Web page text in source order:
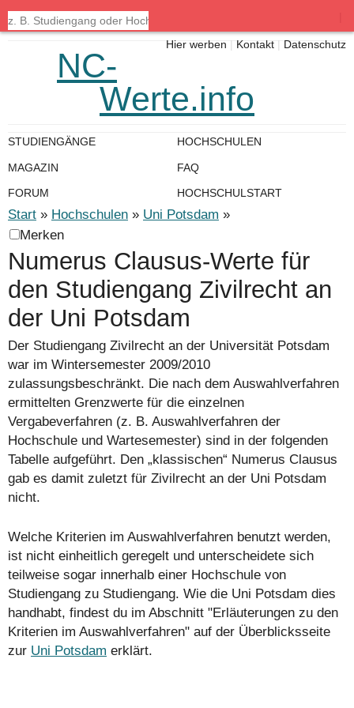
Start » Hochschulen » Uni Potsdam »
Merken
Numerus Clausus-Werte für
den Studiengang Zivilrecht an
der Uni Potsdam
Der Studiengang Zivilrecht an der Universität Potsdam
war im Wintersemester 2009/2010
zulassungsbeschränkt. Die nach dem Auswahlverfahren
ermittelten Grenzwerte für die einzelnen
Vergabeverfahren (z. B. Auswahlverfahren der
Hochschule und Wartesemester) sind in der folgenden
Tabelle aufgeführt. Den „klassischen“ Numerus Clausus
gab es damit zuletzt für Zivilrecht an der Uni Potsdam
nicht.
Welche Kriterien im Auswahlverfahren benutzt werden,
ist nicht einheitlich geregelt und unterscheidete sich
teilweise sogar innerhalb einer Hochschule von
Studiengang zu Studiengang. Wie die Uni Potsdam dies
handhabt, findest du im Abschnitt "Erläuterungen zu den
Kriterien im Auswahlverfahren" auf der Überblicksseite
zur Uni Potsdam erklärt.
Hier werben Kontakt Datenschutz
NC-
Werte.info
STUDIENGÄNGE HOCHSCHULEN
MAGAZIN FAQ
FORUM HOCHSCHULSTART